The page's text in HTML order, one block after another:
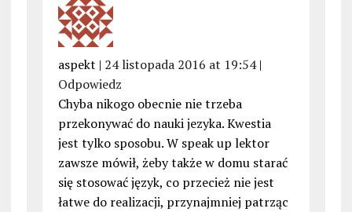
aspekt | 24 listopada 2016 at 19:54|
Odpowiedz
Chyba nikogo obecnie nie trzeba
przekonywać do nauki jezyka. Kwestia
jest tylko sposobu. W speak up lektor
zawsze mówił, żeby także w domu starać
się stosować język, co przecież nie jest
łatwe do realizacji, przynajmniej patrząc